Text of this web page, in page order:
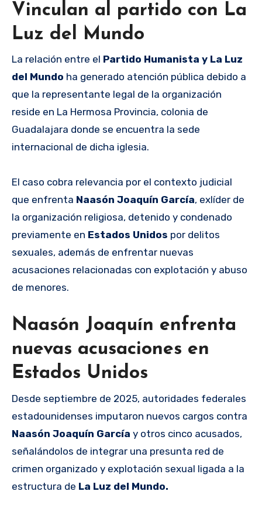
Vinculan al partido con La
Luz del Mundo
La relación entre el Partido Humanista y La Luz
del Mundo ha generado atención pública debido a
que la representante legal de la organización
reside en La Hermosa Provincia, colonia de
Guadalajara donde se encuentra la sede
internacional de dicha iglesia.
El caso cobra relevancia por el contexto judicial
que enfrenta Naasón Joaquín García, exlíder de
la organización religiosa, detenido y condenado
previamente en Estados Unidos por delitos
sexuales, además de enfrentar nuevas
acusaciones relacionadas con explotación y abuso
de menores.
Naasón Joaquín enfrenta
nuevas acusaciones en
Estados Unidos
Desde septiembre de 2025, autoridades federales
estadounidenses imputaron nuevos cargos contra
Naasón Joaquín García y otros cinco acusados,
señalándolos de integrar una presunta red de
crimen organizado y explotación sexual ligada a la
estructura de La Luz del Mundo.